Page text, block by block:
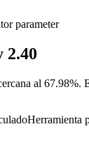
parameter
2.40
al 67.98%.
Herramienta